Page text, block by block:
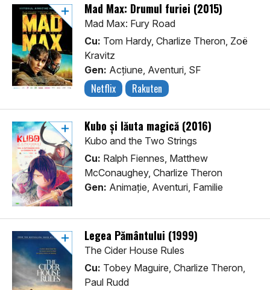
Mad Max: Drumul furiei (2015)
Mad Max: Fury Road
Cu: Tom Hardy, Charlize Theron, Zoë
Kravitz
Gen: Acţiune, Aventuri, SF
Netflix Rakuten
Kubo şi lăuta magică (2016)
Kubo and the Two Strings
Cu: Ralph Fiennes, Matthew
McConaughey, Charlize Theron
Gen: Animaţie, Aventuri, Familie
Legea Pământului (1999)
The Cider House Rules
Cu: Tobey Maguire, Charlize Theron,
Paul Rudd